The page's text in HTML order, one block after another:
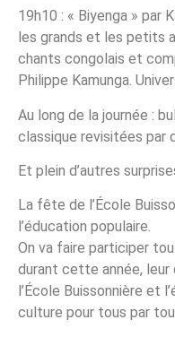
19h10 : « Biyenga » par
les grands et les petits
chants congolais et
Philippe Kamunga.
Au long de la journée :
classique revisitées par
Et plein d’autres
La fête de l’École
l’éducation populaire.
On va faire participer
durant cette année, leur
l’École Buissonnière et
culture pour tous par